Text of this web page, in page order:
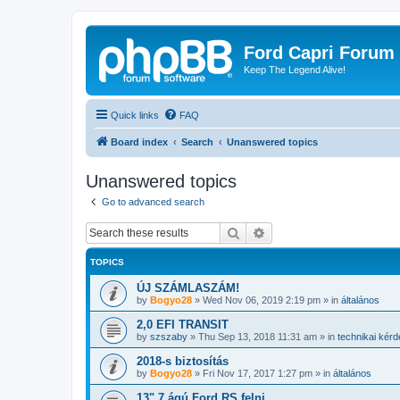
Ford Capri Forum
Keep The Legend Alive!
Quick links FAQ
Board index Search Unanswered topics
Unanswered topics
Go to advanced search
Search
TOPICS
ÚJ SZÁMLASZÁM!
by Bogyo28 » Wed Nov 06, 2019 2:19 pm » in általános
2,0 EFI TRANSIT
by szszaby » Thu Sep 13, 2018 11:31 am » in technikai
2018-s biztosítás
by Bogyo28 » Fri Nov 17, 2017 1:27 pm » in általános